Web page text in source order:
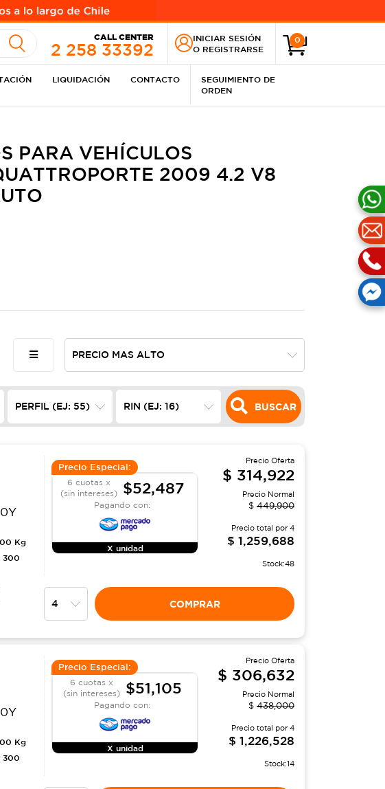
CALL CENTER
2 258 33392
INICIAR SESIÓN
O REGISTRARSE
0
LIQUIDACIÓN CONTACTO
SEGUIMIENTO DE
ORDEN
PARA VEHÍCULOS
2009 4.2 V8
BUSCAR
Kg
300
Precio Especial:
6 cuotas x
(sin intereses)
$52,487
Pagando con:
X unidad
Precio Oferta
$ 314,922
Precio Normal
$ 449,900
Precio total por4
$ 1,259,688
Stock:48
COMPRAR
Kg
300
Precio Especial:
6 cuotas x
(sin intereses)
$51,105
Pagando con:
X unidad
Precio Oferta
$ 306,632
Precio Normal
$ 438,000
Precio total por4
$ 1,226,528
Stock:14